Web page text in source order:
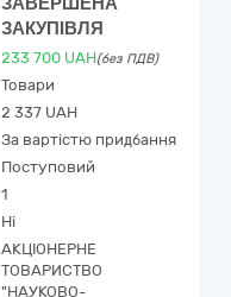
ЗАКУПІВЛЯ
233 700 UAH(без ПДВ)
Товари
2 337 UAH
За вартістю придбання
Поступовий
1
Ні
АКЦІОНЕРНЕ
ТОВАРИСТВО
"НАУКОВО-